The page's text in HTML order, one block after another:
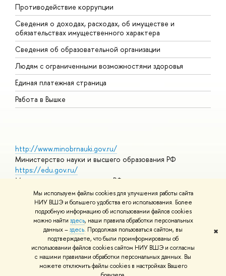
Мы используем файлы cookies для улучшения работы сайта
НИУ ВШЭ и большего удобства его использования. Более
подробную информацию об использовании файлов cookies
можно найти здесь, наши правила обработки персональных
данных –здесь. Продолжая пользоваться сайтом, вы
подтверждаете, что были проинформированы об
использовании файлов cookies сайтом НИУ ВШЭ и согласны
с нашими правилами обработки персональных данных. Вы
можете отключить файлы cookies в настройках Вашего
✖
Противодействие коррупции
Сведения о доходах, расходах, об имуществе и
обязательствах имущественного характера
Сведения об образовательной организации
Людям с ограниченными возможностями здоровья
Единая платежная страница
Работа в Вышке
http://www.minobrnauki.gov.ru/
Министерство науки и высшего образования РФ
https://edu.gov.ru/
Министерство просвещения РФ
https://elearning.hse.ru/mooc
Массовые открытые онлайн-курсы
© НИУ ВШЭ 1993–2026 Адреса и контактыУсловия
использования материалов Политика конфиденциальности
Шрифты HSE Sans и HSE Slab разработаны вШколе дизайна НИУ